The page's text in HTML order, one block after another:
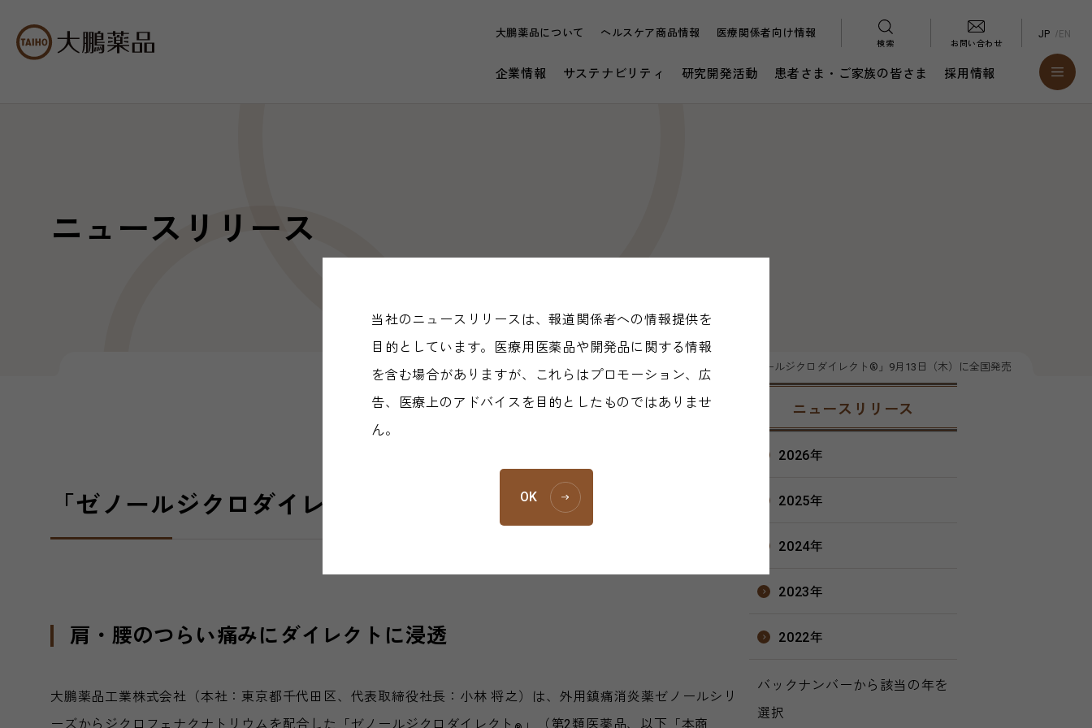
大鵬薬品について ヘルスケア商品情報 医療関係者向け情報
検索 お問い合わせ
JP EN
企業情報 サステナビリティ 研究開発活動 患者さま・ご家族の皆さま 採用情報
ニュースリリース
ニュースリリース 2018年 「ゼノールジクロダイレクト®」9月13日（木）に全国発売
2018年09月13日
「ゼノールジクロダイレクト 」9月13日（木）に全国発売
肩・腰のつらい痛みにダイレクトに浸透
大鵬薬品工業株式会社（本社：東京都千代田区、代表取締役社長：小林 将之）は、外用鎮痛消炎薬ゼノールシリ
ーズからジクロフェナクナトリウムを配合した「ゼノールジクロダイレクト
」（第2類医薬品、以下「本商
ニュースリリース
2026年
2025年
2024年
2023年
2022年
バックナンバーから該当の年を
選択
当社のニュースリリースは、報道関係者への情報提供を
目的としています。医療用医薬品や開発品に関する情報
を含む場合がありますが、これらはプロモーション、広
告、医療上のアドバイスを目的としたものではありませ
ん。
OK